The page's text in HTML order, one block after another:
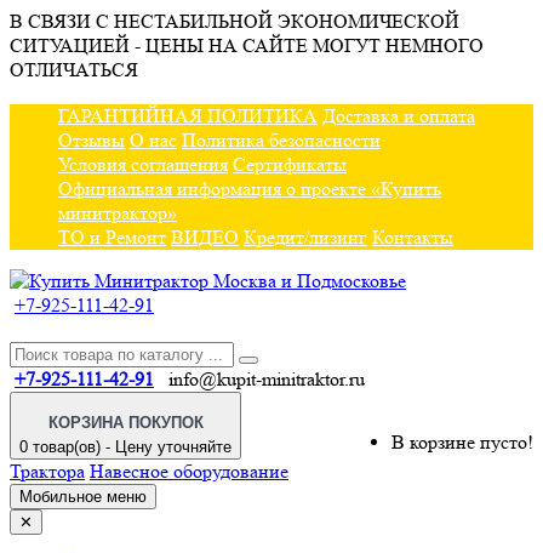
В СВЯЗИ С НЕСТАБИЛЬНОЙ ЭКОНОМИЧЕСКОЙ
СИТУАЦИЕЙ - ЦЕНЫ НА САЙТЕ МОГУТ НЕМНОГО
ОТЛИЧАТЬСЯ
ГАРАНТИЙНАЯ ПОЛИТИКА Доставка и оплата
Отзывы О нас Политика безопасности
Условия соглашения Сертификаты
Официальная информация о проекте «Купить
минитрактор»
ТО и Ремонт ВИДЕО Кредит/лизинг Контакты
+7-925-111-42-91
+7-925-111-42-91 info@kupit-minitraktor.ru
КОРЗИНА ПОКУПОК
0 товар(ов) - Цену уточняйте
В корзине пусто!
Трактора Навесное оборудование
Мобильное меню
✕